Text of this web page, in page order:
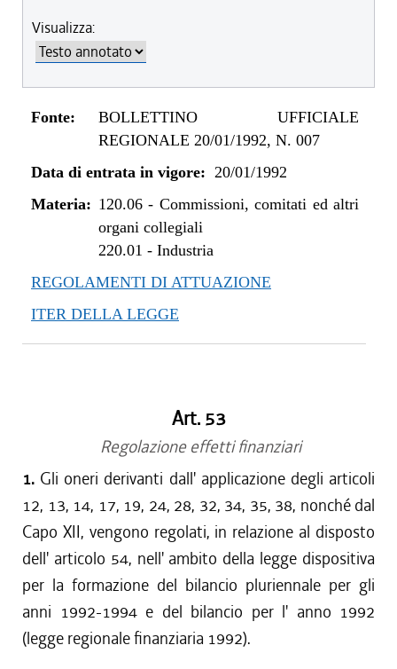
Visualizza:
Fonte:
BOLLETTINO UFFICIALE
REGIONALE 20/01/1992, N. 007
Data di entrata in vigore: 20/01/1992
Materia: 120.06- Commissioni, comitati ed altri
organi collegiali
220.01 - Industria
REGOLAMENTI DI ATTUAZIONE
ITER DELLA LEGGE
Art. 53
Regolazione effetti finanziari
1. Gli oneri derivanti dall' applicazione degli articoli
12, 13, 14, 17, 19, 24, 28, 32, 34, 35, 38, nonché dal
Capo XII, vengono regolati, in relazione al disposto
dell' articolo 54, nell' ambito della legge dispositiva
per la formazione del bilancio pluriennale per gli
anni 1992-1994 e del bilancio per l' anno 1992
(legge regionale finanziaria 1992).